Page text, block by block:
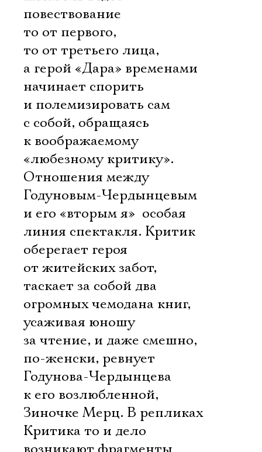
повествование
то от первого,
то от третьего лица,
а герой «Дара» временами
начинает спорить
и полемизировать сам
с собой, обращаясь
к воображаемому
«любезному критику».
Отношения между
Годуновым-Чердынцевым
и его «вторым я»  особая
линия спектакля. Критик
оберегает героя
от житейских забот,
таскает за собой два
огромных чемодана книг,
усаживая юношу
за чтение, и даже смешно,
по-женски, ревнует
Годунова-Чердынцева
к его возлюбленной,
Зиночке Мерц. В репликах
Критика то и дело
Электропочта
Имя
Ознакомиться